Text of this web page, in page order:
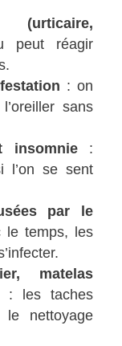
(urticaire,
réagir
: on
sans
insomnie:
l’on se sent
par le
le temps, les
matelas
: les taches
le nettoyage